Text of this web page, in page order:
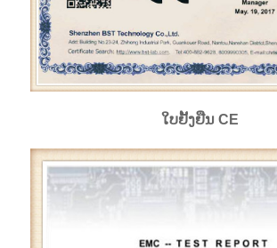
ໃບຢັ້ງຢືນ CE